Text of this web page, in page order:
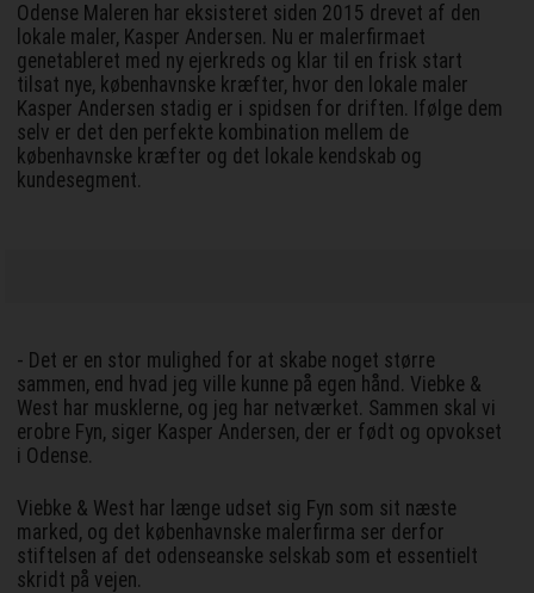
Odense Maleren har eksisteret siden 2015 drevet af den
lokale maler, Kasper Andersen. Nu er malerfirmaet
genetableret med ny ejerkreds og klar til en frisk start
tilsat nye, københavnske kræfter, hvor den lokale maler
Kasper Andersen stadig er i spidsen for driften. Ifølge dem
selv er det den perfekte kombination mellem de
københavnske kræfter og det lokale kendskab og
kundesegment.
- Det er en stor mulighed for at skabe noget større
sammen, end hvad jeg ville kunne på egen hånd. Viebke &
West har musklerne, og jeg har netværket. Sammen skal vi
erobre Fyn, siger Kasper Andersen, der er født og opvokset
i Odense.
Viebke & West har længe udset sig Fyn som sit næste
marked, og det københavnske malerfirma ser derfor
stiftelsen af det odenseanske selskab som et essentielt
skridt på vejen.